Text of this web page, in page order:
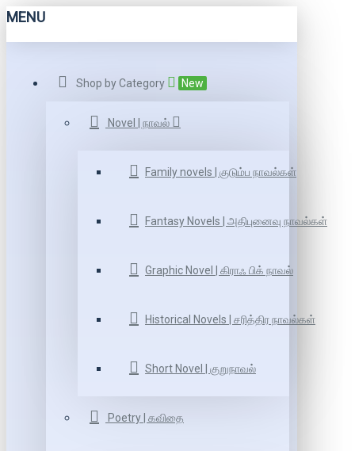
MENU
Shop by Category New
Novel | நாவல்
Family novels | குடும்ப நாவல்கள்
Fantasy Novels | அதிபுனைவு நாவல்கள்
Graphic Novel | கிராஃ பிக் நாவல்
Historical Novels | சரித்திர நாவல்கள்
Short Novel | குறுநாவல்
Poetry | கவிதை